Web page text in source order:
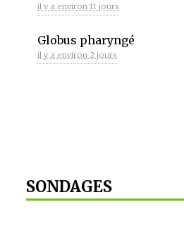
il y a environ 11 jours
Globus pharyngé
il y a environ 2 jours
SONDAGES